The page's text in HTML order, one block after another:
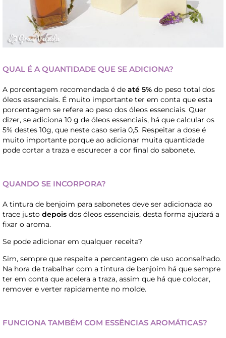
QUAL É A QUANTIDADE QUE SE ADICIONA?
A porcentagem recomendada é de até 5% do peso total dos
óleos essenciais. É muito importante ter em conta que esta
porcentagem se refere ao peso dos óleos essenciais. Quer
dizer, se adiciona 10 g de óleos essenciais, há que calcular os
5% destes 10g, que neste caso seria 0,5. Respeitar a dose é
muito importante porque ao adicionar muita quantidade
pode cortar a traza e escurecer a cor final do sabonete.
QUANDO SE INCORPORA?
A tintura de benjoim para sabonetes deve ser adicionada ao
trace justo depois dos óleos essenciais, desta forma ajudará a
fixar o aroma.
Se pode adicionar em qualquer receita?
Sim, sempre que respeite a percentagem de uso aconselhado.
Na hora de trabalhar com a tintura de benjoim há que sempre
ter em conta que acelera a traza, assim que há que colocar,
remover e verter rapidamente no molde.
FUNCIONA TAMBÉM COM ESSÊNCIAS AROMÁTICAS?